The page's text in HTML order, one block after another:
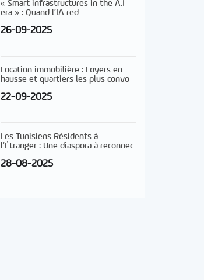
« Smart infrastructures in the A.I
era » : Quand l’IA red
26-09-2025
Location immobilière : Loyers en
hausse et quartiers les plus convo
22-09-2025
Les Tunisiens Résidents à
l’Étranger : Une diaspora à reconnec
28-08-2025